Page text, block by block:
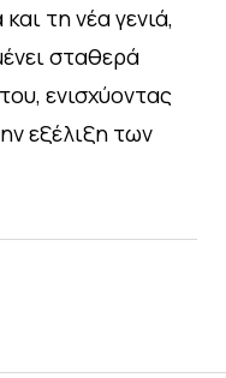
τη νέα γενιά,
σταθερά
ενισχύοντας
εξέλιξη των